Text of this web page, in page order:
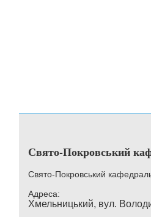
Свято-Покровський
Свято-Покровський
Адреса:
Хмельницький, вул.